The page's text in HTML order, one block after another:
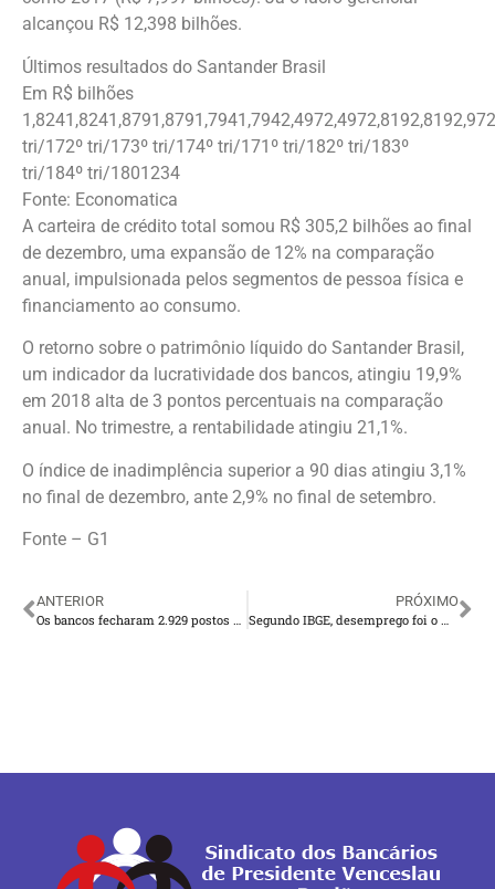
alcançou R$ 12,398 bilhões.
Últimos resultados do Santander Brasil
Em R$ bilhões
tri/172º tri/173º tri/174º tri/171º tri/182º tri/183º
tri/184º tri/1801234
Fonte: Economatica
A carteira de crédito total somou R$ 305,2 bilhões ao final
de dezembro, uma expansão de 12% na comparação
anual, impulsionada pelos segmentos de pessoa física e
financiamento ao consumo.
O retorno sobre o patrimônio líquido do Santander Brasil,
um indicador da lucratividade dos bancos, atingiu 19,9%
em 2018 alta de 3 pontos percentuais na comparação
anual. No trimestre, a rentabilidade atingiu 21,1%.
O índice de inadimplência superior a 90 dias atingiu 3,1%
no final de dezembro, ante 2,9% no final de setembro.
Fonte – G1
ANTERIOR
Os bancos fecharam 2.929 postos de emprego bancário no Brasil em 2018
PRÓXIMO
Segundo IBGE, desemprego foi o maior dos últimos 7 anos em 13 capitais